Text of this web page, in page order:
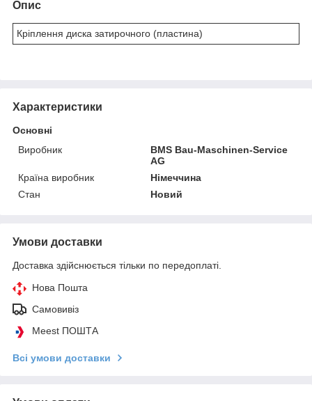
Опис
Кріплення диска затирочного (пластина)
Характеристики
Основні
Виробник
BMS Bau-Maschinen-Service
AG
Країна виробник
Німеччина
Стан
Новий
Умови доставки
Доставка здійснюється тільки по передоплаті.
Нова Пошта
Самовивіз
Meest ПОШТА
Всі умови доставки